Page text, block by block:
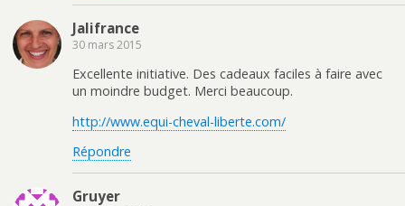
Jalifrance
30 mars 2015
Excellente initiative. Des cadeaux faciles à faire avec
un moindre budget. Merci beaucoup.
http://www.equi-cheval-liberte.com/
Répondre
Gruyer